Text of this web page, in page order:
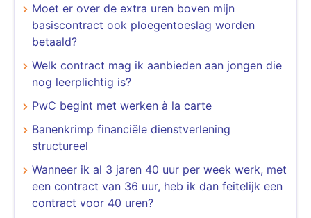
Moet er over de extra uren boven mijn
basiscontract ook ploegentoeslag worden
betaald?
Welk contract mag ik aanbieden aan jongen die
nog leerplichtig is?
PwC begint met werken à la carte
Banenkrimp financiële dienstverlening
structureel
Wanneer ik al 3 jaren 40 uur per week werk, met
een contract van 36 uur, heb ik dan feitelijk een
contract voor 40 uren?